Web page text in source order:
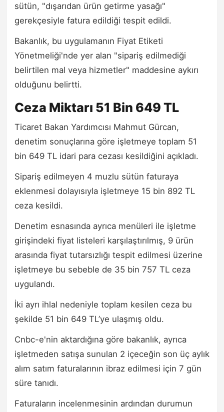
sütün, "dışarıdan ürün getirme yasağı"
gerekçesiyle fatura edildiği tespit edildi.
Bakanlık, bu uygulamanın Fiyat Etiketi
Yönetmeliği'nde yer alan "sipariş edilmediği
belirtilen mal veya hizmetler" maddesine aykırı
olduğunu belirtti.
Ceza Miktarı 51 Bin 649 TL
Ticaret Bakan Yardımcısı Mahmut Gürcan,
denetim sonuçlarına göre işletmeye toplam 51
bin 649 TL idari para cezası kesildiğini açıkladı.
Sipariş edilmeyen 4 muzlu sütün faturaya
eklenmesi dolayısıyla işletmeye 15 bin 892 TL
ceza kesildi.
Denetim esnasında ayrıca menüleri ile işletme
girişindeki fiyat listeleri karşılaştırılmış, 9 ürün
arasında fiyat tutarsızlığı tespit edilmesi üzerine
işletmeye bu sebeble de 35 bin 757 TL ceza
uygulandı.
İki ayrı ihlal nedeniyle toplam kesilen ceza bu
şekilde 51 bin 649 TL’ye ulaşmış oldu.
Cnbc-e'nin aktardığına göre bakanlık, ayrıca
işletmeden satışa sunulan 2 içeceğin son üç aylık
alım satım faturalarının ibraz edilmesi için 7 gün
süre tanıdı.
Faturaların incelenmesinin ardından durumun